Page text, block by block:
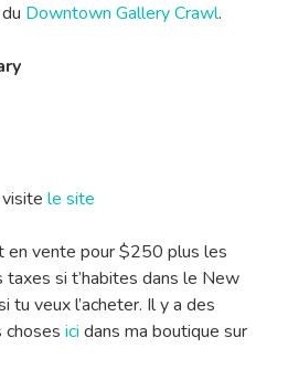
Downtown Gallery Crawl.
le site
en vente pour $250 plus les
taxes si t’habites dans le New
tu veux l’acheter. Il y a des
ici dans ma boutique sur